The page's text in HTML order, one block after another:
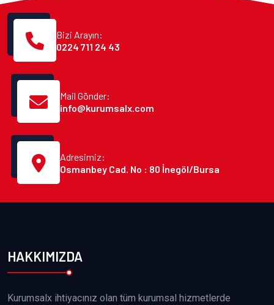
Bizi Arayın:
0224 711 24 43
Mail Gönder:
info@kurumsalx.com
Adresimiz:
Osmanbey Cad. No : 80 İnegöl/Bursa
HAKKIMIZDA
Kurumsalx ihtiyacınız olan tüm kurumsal hizmetlerde